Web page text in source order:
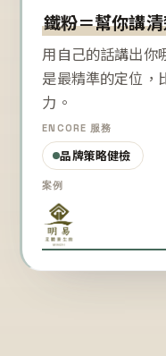
鐵粉＝幫你講
用自己的話講出你
是最精準的定位，
力。
ENCORE 服務
品牌策略健檢
案例